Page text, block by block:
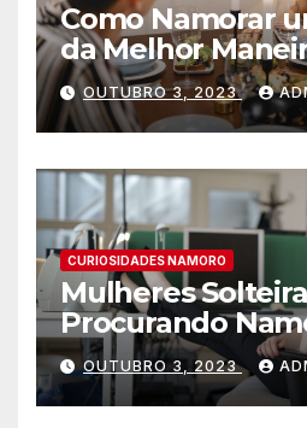
Como Namorar
da Melhor
OUTUBRO 3, 2023
CURIOSIDADES NAMORO
Mulheres
Procurando
para Encontrar o
OUTUBRO 3, 2023